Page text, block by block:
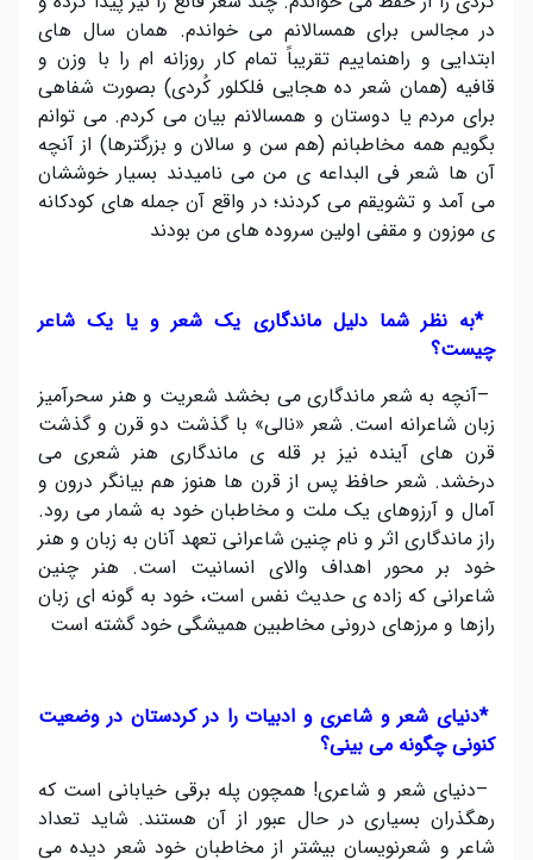
در مجالس برای همسالانم می خواندم. همان سال های
ابتدایی و راهنماییم تقریباً تمام کار روزانه ام را با وزن و
قافیه (همان شعر ده هجایی فلکلور کُردی) بصورت شفاهی
برای مردم یا دوستان و همسالانم بیان می کردم. می توانم
بگویم همه مخاطبانم (هم سن و سالان و بزرگترها) از آنچه
آن ها شعر فی البداعه ی من می نامیدند بسیار خوششان
می آمد و تشویقم می کردند؛ در واقع آن جمله های کودکانه
ی موزون و مقفی اولین سروده های من بودند
*به نظر شما دلیل ماندگاری یک شعر و یا یک شاعر
چیست؟
–آنچه به شعر ماندگاری می بخشد شعریت و هنر سحرآمیز
زبان شاعرانه است. شعر «نالی» با گذشت دو قرن و گذشت
قرن های آینده نیز بر قله ی ماندگاری هنر شعری می
درخشد. شعر حافظ پس از قرن ها هنوز هم بیانگر درون و
آمال و آرزوهای یک ملت و مخاطبان خود به شمار می رود.
راز ماندگاری اثر و نام چنین شاعرانی تعهد آنان به زبان و هنر
خود بر محور اهداف والای انسانیت است. هنر چنین
شاعرانی که زاده ی حدیث نفس است، خود به گونه ای زبان
رازها و مرزهای درونی مخاطبین همیشگی خود گشته است
*دنیای شعر و شاعری و ادبیات را در کردستان در وضعیت
کنونی چگونه می بینی؟
–دنیای شعر و شاعری! همچون پله برقی خیابانی است که
رهگذران بسیاری در حال عبور از آن هستند. شاید تعداد
شاعر و شعرنویسان بیشتر از مخاطبان خود شعر دیده می